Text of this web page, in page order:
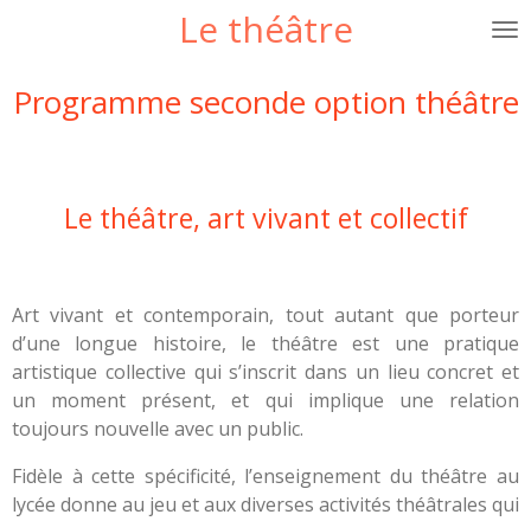
principal
Le théâtre
Programme seconde option théâtre
Le théâtre, art vivant et collectif
Art vivant et contemporain, tout autant que porteur
d’une longue histoire, le théâtre est une pratique
artistique collective qui s’inscrit dans un lieu concret et
un moment présent, et qui implique une relation
toujours nouvelle avec un public.
Fidèle à cette spécificité, l’enseignement du théâtre au
lycée donne au jeu et aux diverses activités théâtrales qui